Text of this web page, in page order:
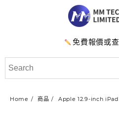
免費報價或
Home 商品
Apple 12.9-inch